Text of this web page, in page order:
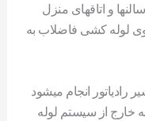
و اتاقهای منزل
لوله کشی فاضلاب به
انجام میشود
خارج از سیستم لوله